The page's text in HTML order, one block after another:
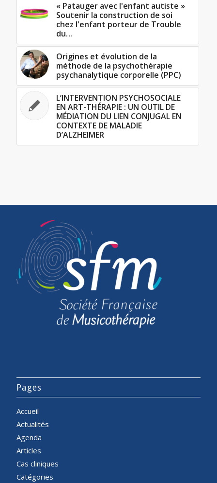
« Patauger avec l'enfant autiste »
Soutenir la construction de soi
chez l'enfant porteur de Trouble
du…
Origines et évolution de la
méthode de la psychothérapie
psychanalytique corporelle (PPC)
L’INTERVENTION PSYCHOSOCIALE
EN ART-THÉRAPIE : UN OUTIL DE
MÉDIATION DU LIEN CONJUGAL EN
CONTEXTE DE MALADIE
D’ALZHEIMER
Pages
Accueil
Actualités
Agenda
Articles
Cas cliniques
Catégories